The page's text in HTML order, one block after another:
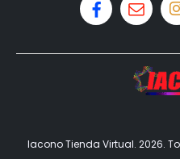
Iacono Tienda Virtual. 2026.